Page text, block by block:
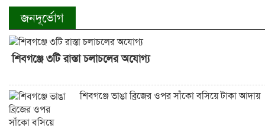
চাঁপাইনবাবগঞ্জে পানি কমলেও দুর্ভোগ কমেনি, বন্ধ অর্ধশতাধিক শিক্ষা
জনদূর্ভোগ
শিবগঞ্জে ৩টি রাস্তা চলাচলের অযোগ্য
শিবগঞ্জে ভাঙা ব্রিজের ওপর সাঁকো বসিয়ে টাকা আদায়